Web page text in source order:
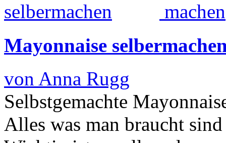
Mayonnaise
von Anna Rugg
Selbstgemachte
Alles was man braucht